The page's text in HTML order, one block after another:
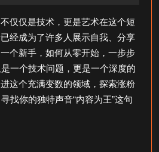
怎
么
涨
粉
10
粉
仅仅是技术，更是艺术在这个短
经成为了许多人展示自我、分享
个新手，如何从零开始，一步步
一个技术问题，更是一个深度的
这个充满变数的领域，探索涨粉
找你的独特声音“内容为王”这句